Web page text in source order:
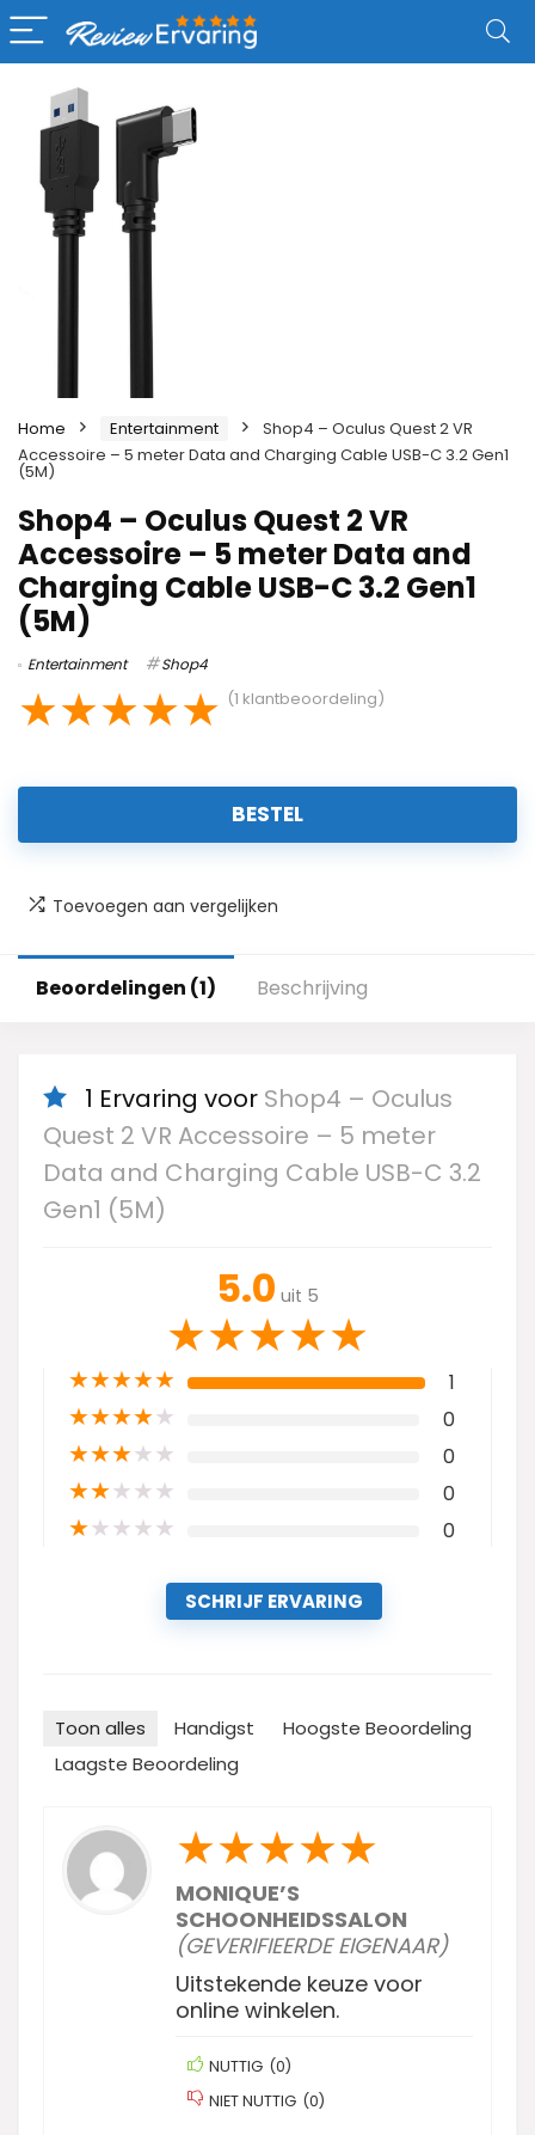
Home Entertainment
Shop4 – Oculus Quest 2 VR
Accessoire – 5 meter Data and Charging Cable USB-C 3.2 Gen1
(5M)
Shop4 – Oculus Quest 2 VR
Accessoire – 5 meter Data and
Charging Cable USB-C 3.2 Gen1
(5M)
Entertainment Shop4
★★★★★ (1 klantbeoordeling)
BESTEL
Toevoegen aan vergelijken
Beoordelingen (1) Beschrijving
1 Ervaring voor Shop4 – Oculus
Quest 2 VR Accessoire – 5 meter
Data and Charging Cable USB-C 3.2
Gen1 (5M)
5.0 uit 5
★★★★★
★★★★★ 1
★★★★★ 0
★★★★★ 0
★★★★★ 0
★★★★★ 0
SCHRIJF ERVARING
Toon alles Handigst
Hoogste Beoordeling
Laagste Beoordeling
★★★★★
MONIQUE’S
SCHOONHEIDSSALON
(GEVERIFIEERDE EIGENAAR)
Uitstekende keuze voor
online winkelen.
NUTTIG (0)
NIET NUTTIG (0)